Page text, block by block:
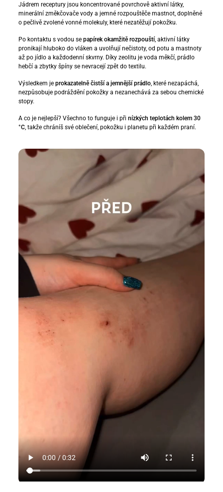
Jádrem receptury jsou koncentrované povrchově aktivní látky,
minerální změkčovače vody a jemné rozpouštěče mastnot, doplněné
o pečlivě zvolené vonné molekuly, které nezatěžují pokožku.
Po kontaktu s vodou se papírek okamžitě rozpouští, aktivní látky
pronikají hluboko do vláken a uvolňují nečistoty, od potu a mastnoty
až po jídlo a každodenní skvrny. Díky zeolitu je voda měkčí, prádlo
hebčí a zbytky špíny se nevracejí zpět do textilu.
Výsledkem je prokazatelně čistší a jemnější prádlo, které nezapáchá,
nezpůsobuje podráždění pokožky a nezanechává za sebou chemické
stopy.
A co je nejlepší? Všechno to funguje i při nízkých teplotách kolem 30
°C, takže chráníš své oblečení, pokožku i planetu při každém praní.